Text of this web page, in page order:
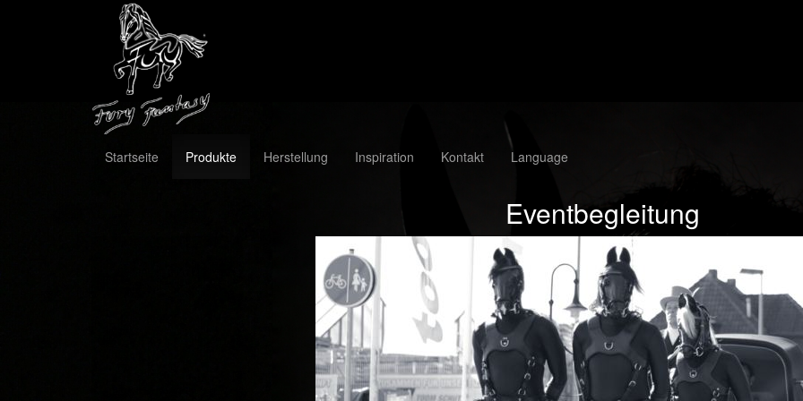
Startseite Produkte Herstellung Inspiration Kontakt Language
Eventbegleitung